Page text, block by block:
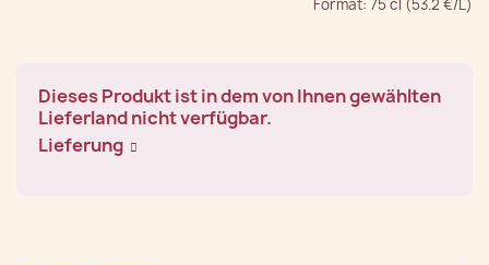
Format: 75 cl (53.2 €/L)
Dieses Produkt ist in dem von Ihnen gewählten
Lieferland nicht verfügbar.
Lieferung